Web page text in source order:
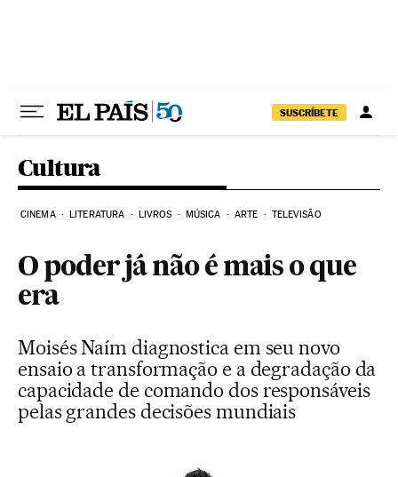
SUSCRÍBETE
Cultura
CINEMA LITERATURA LIVROS MÚSICA ARTE TELEVISÃO
O poder já não é mais o que
era
Moisés Naím diagnostica em seu novo
ensaio a transformação e a degradação da
capacidade de comando dos responsáveis
pelas grandes decisões mundiais